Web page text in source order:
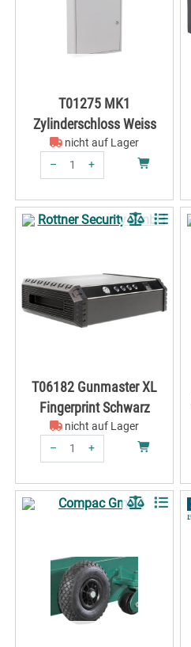
T01275 MK1
Zylinderschloss Weiss
nicht auf Lager
–
+
T06182 Gunmaster XL
Fingerprint Schwarz
nicht auf Lager
–
+